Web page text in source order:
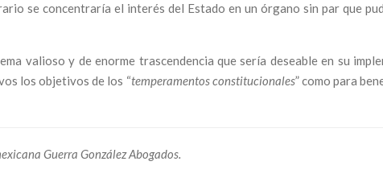
se concentraría el interés del Estado en un órgano sin par que
valioso y de enorme trascendencia que sería deseable en su
los objetivos de los “temperamentos constitucionales” como para
Guerra González Abogados.